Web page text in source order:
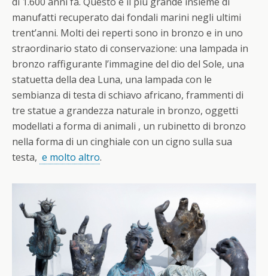
manufatti recuperato dai fondali marini negli ultimi
trent’anni. Molti dei reperti sono in bronzo e in uno
straordinario stato di conservazione: una lampada in
bronzo raffigurante l’immagine del dio del Sole, una
statuetta della dea Luna, una lampada con le
sembianza di testa di schiavo africano, frammenti di
tre statue a grandezza naturale in bronzo, oggetti
modellati a forma di animali , un rubinetto di bronzo
nella forma di un cinghiale con un cigno sulla sua
testa, e molto altro.